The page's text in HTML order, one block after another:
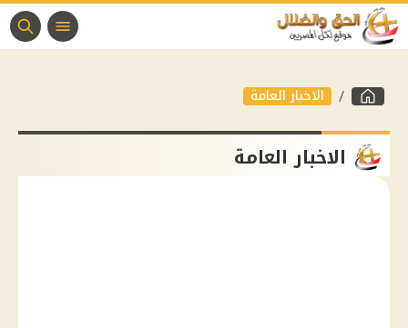
الاخبار العامة
الاخبار العامة